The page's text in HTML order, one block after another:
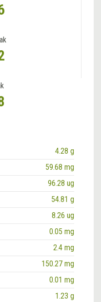
4.28 g
59.68 mg
96.28 ug
54.81 g
8.26 ug
0.05 mg
2.4 mg
150.27 mg
0.01 mg
1.23 g